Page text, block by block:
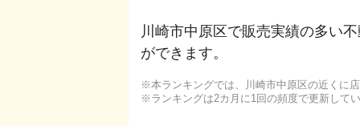
川崎市中原区で販売実績の多い
ができます。
本ランキングでは、 川崎市中原区の近くに
ランキングは2カ月に1回の頻度で更新して